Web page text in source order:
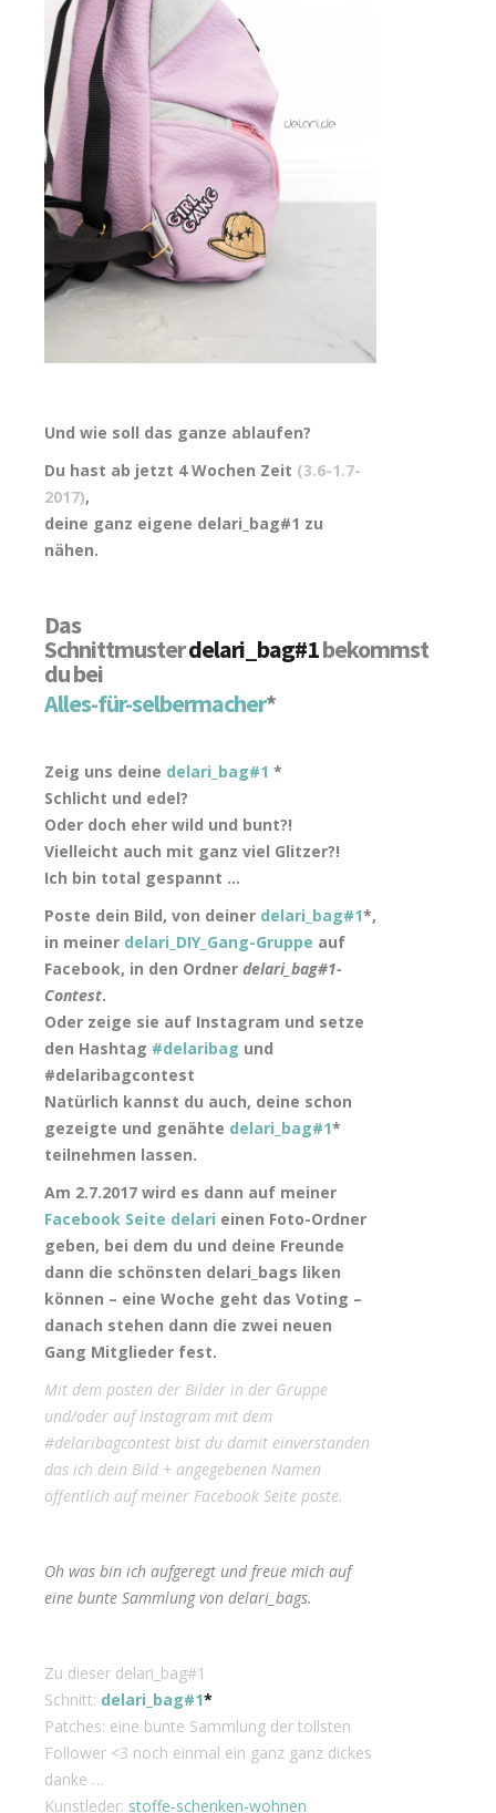
Und wie soll das ganze ablaufen?
Du hast ab jetzt 4 Wochen Zeit (3.6-1.7-
2017),
deine ganz eigene delari_bag#1 zu
nähen.
Das
Schnittmusterdelari_bag#1bekommst
du bei
Alles-für-selbermacher*
Zeig uns deine delari_bag#1 *
Schlicht und edel?
Oder doch eher wild und bunt?!
Vielleicht auch mit ganz viel Glitzer?!
Ich bin total gespannt …
Poste dein Bild, von deiner delari_bag#1*,
in meiner delari_DIY_Gang-Gruppe auf
Facebook, in den Ordner delari_bag#1-
Contest.
Oder zeige sie auf Instagram und setze
den Hashtag #delaribag und
#delaribagcontest
Natürlich kannst du auch, deine schon
gezeigte und genähte delari_bag#1*
teilnehmen lassen.
Am 2.7.2017 wird es dann auf meiner
Facebook Seite delari einen Foto-Ordner
geben, bei dem du und deine Freunde
dann die schönsten delari_bags liken
können – eine Woche geht das Voting –
danach stehen dann die zwei neuen
Gang Mitglieder fest.
Mit dem posten der Bilder in der Gruppe
und/oder auf Instagram mit dem
#delaribagcontest bist du damit einverstanden
das ich dein Bild + angegebenen Namen
öffentlich auf meiner Facebook Seite poste.
Oh was bin ich aufgeregt und freue mich auf
eine bunte Sammlung von delari_bags.
Zu dieser delari_bag#1
Schnitt: delari_bag#1*
Patches: eine bunte Sammlung der tollsten
Follower <3 noch einmal ein ganz ganz dickes
danke …
Kunstleder: stoffe-schenken-wohnen